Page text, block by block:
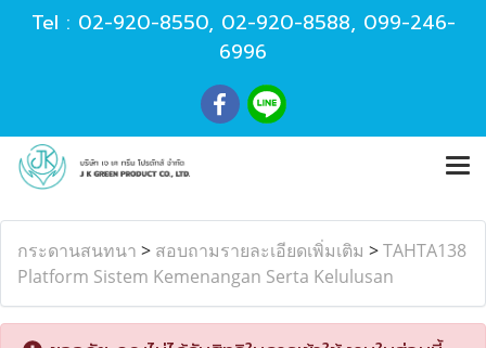
Tel : 02-920-8550, 02-920-8588, 099-246-
6996
กระดานสนทนา > สอบถามรายละเอียดเพิ่มเติม >TAHTA138
Platform Sistem Kemenangan Serta Kelulusan